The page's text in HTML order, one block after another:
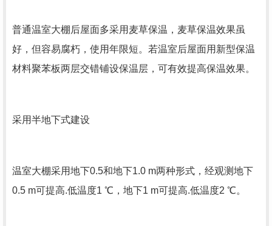
普通温室大棚后屋面多采用麦草保温，麦草保温效果虽
好，但容易腐朽，使用年限短。若温室后屋面用新型保温
材料聚苯板两层交错铺设保温层，可有效提高保温效果。
采用半地下式建设
温室大棚采用地下0.5和地下1.0 m两种形式，经观测地下
0.5 m可提高.低温度1 ℃，地下1 m可提高.低温度2 ℃。